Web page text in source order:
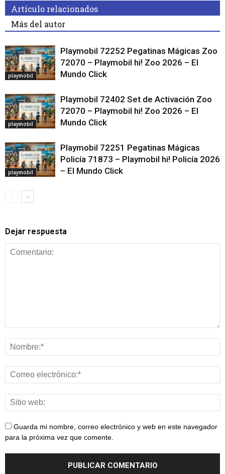
Artículo relacionados
Más del autor
playmobil
Playmobil 72252 Pegatinas Mágicas Zoo
72070 – Playmobil hi! Zoo 2026 – El
Mundo Click
playmobil
Playmobil 72402 Set de Activación Zoo
72070 – Playmobil hi! Zoo 2026 – El
Mundo Click
playmobil
Playmobil 72251 Pegatinas Mágicas
Policía 71873 – Playmobil hi! Policía 2026
– El Mundo Click
Dejar respuesta
Guarda mi nombre, correo electrónico y web en este navegador
para la próxima vez que comente.